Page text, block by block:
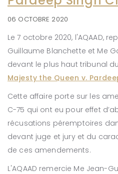
06 OCTOBRE 2020
Le 7 octobre 2020, l'AQAAD,
Guillaume Blanchette et Me
devant le plus haut tribunal
Majesty the Queen v.
Cette affaire porte sur les
C-75 qui ont eu pour effet
récusations péremptoires
devant juge et jury et du
de ces amendements.
L'AQAAD remercie Me Jean-